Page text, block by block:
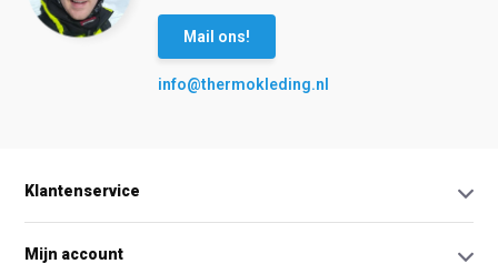
Mail ons!
info@thermokleding.nl
Klantenservice
Mijn account